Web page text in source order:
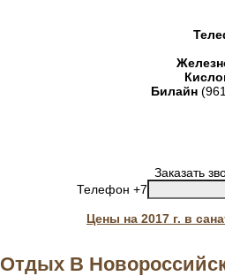
Билайн
Заказать
Телефон +7
Цены на 2017 г. в
Отдых В